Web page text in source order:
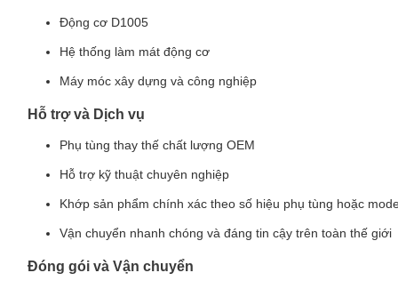
Động cơ D1005
Hệ thống làm mát động cơ
Máy móc xây dựng và công nghiệp
Hỗ trợ và Dịch vụ
Phụ tùng thay thế chất lượng OEM
Hỗ trợ kỹ thuật chuyên nghiệp
Khớp sản phẩm chính xác theo số hiệu phụ tùng hoặc
Vận chuyển nhanh chóng và đáng tin cậy trên toàn thế giới
Đóng gói và Vận chuyển